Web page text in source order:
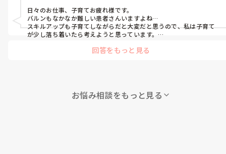
日々のお仕事、子育てお疲れ様です。
バルンもなかなか難しい患者さんいますよね…
スキルアップも子育てしながらだと大変だと思うので、私は子育て
が少し落ち着いたら考えようと思っています。
回答をもっと見る
お悩み相談をもっと見る